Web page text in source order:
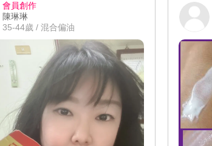
會員創作
陳琳琳
35-44歲 / 混合偏油